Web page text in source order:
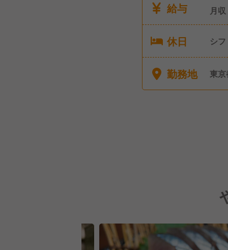
給与
月収
休日
シ
勤務地 東